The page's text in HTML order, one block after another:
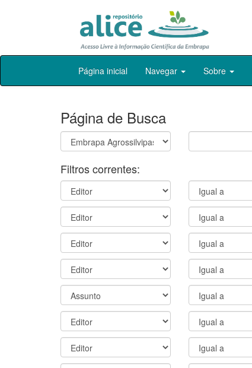
Skip
Página inicial Navegar Sobre
Página de Busca
Filtros correntes: